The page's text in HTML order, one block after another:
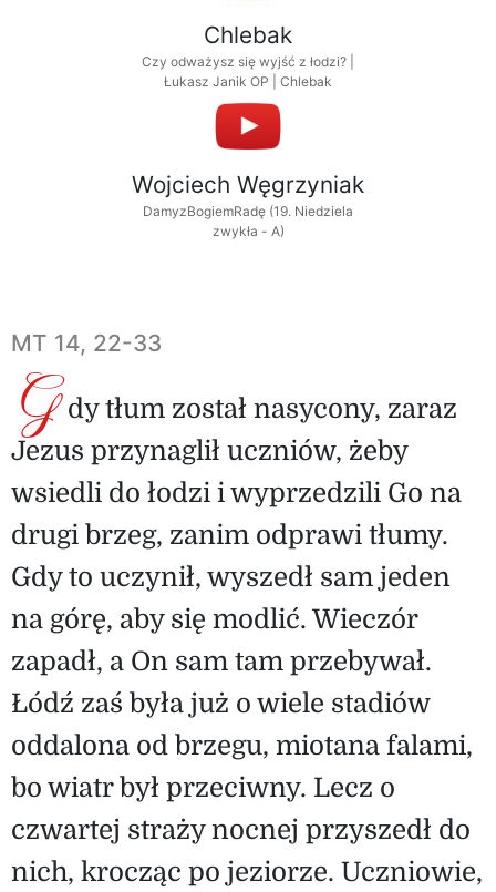
Chlebak
Czy odważysz się wyjść z łodzi? |
Łukasz Janik OP | Chlebak
Wojciech Węgrzyniak
DamyzBogiemRadę (19. Niedziela
zwykła - A)
MT 14, 22-33
Gdy tłum został nasycony, zaraz
Jezus przynaglił uczniów, żeby
wsiedli do łodzi i wyprzedzili Go na
drugi brzeg, zanim odprawi tłumy.
Gdy to uczynił, wyszedł sam jeden
na górę, aby się modlić. Wieczór
zapadł, a On sam tam przebywał.
Łódź zaś była już o wiele stadiów
oddalona od brzegu, miotana falami,
bo wiatr był przeciwny. Lecz o
czwartej straży nocnej przyszedł do
nich, krocząc po jeziorze. Uczniowie,